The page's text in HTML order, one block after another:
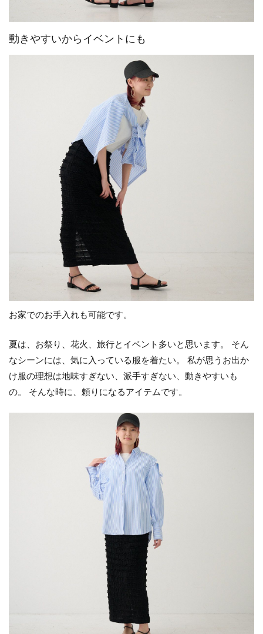
動きやすいからイベントにも
お家でのお手入れも可能です。
夏は、お祭り、花火、旅行とイベント多いと思います。 そん
なシーンには、気に入っている服を着たい。 私が思うお出か
け服の理想は地味すぎない、派手すぎない、動きやすいも
の。 そんな時に、頼りになるアイテムです。